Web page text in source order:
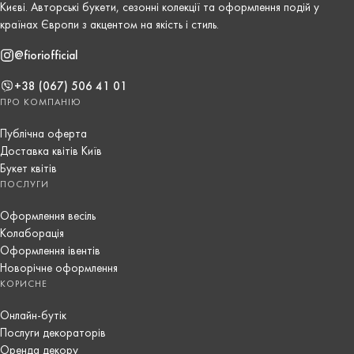
Києві. Авторські букети, сезонні колекції та оформлення подій у
країнах Європи з акцентом на якість і стиль.
@fioriofficial
+38 (067) 506 41 01
ПРО КОМПАНІЮ
Публічна оферта
Доставка квітів Київ
Букет квітів
ПОСЛУГИ
Оформлення весіль
Колаборація
Оформлення івентів
Новорічне оформлення
КОРИСНЕ
Онлайн-бутік
Послуги декораторів
Оренда декору